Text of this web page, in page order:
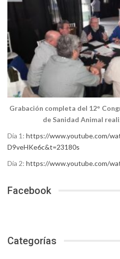
Grabación completa del 12°
de Sanidad Animal
Día 1: https://www.youtube.com/
D9veHKe6c&t=23180s
Día 2: https://www.youtube.com/
Facebook
Categorías